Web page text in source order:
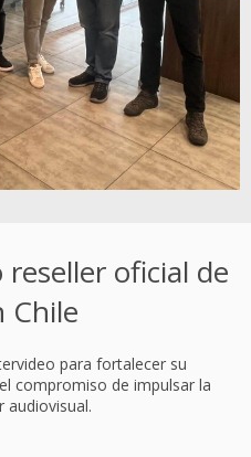
oficial de
Chile
para fortalecer su
compromiso de impulsar la